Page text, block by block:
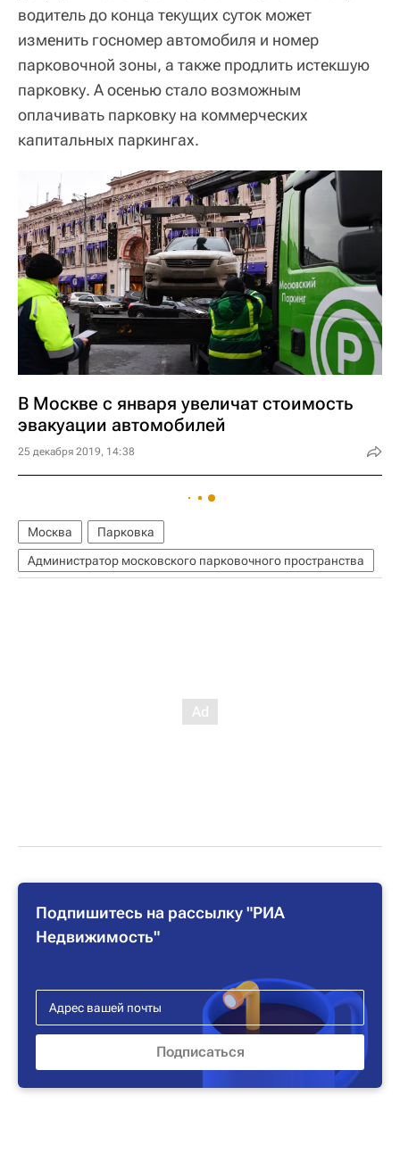
водитель до конца текущих суток может
изменить госномер автомобиля и номер
парковочной зоны, а также продлить истекшую
парковку. А осенью стало возможным
оплачивать парковку на коммерческих
капитальных паркингах.
В Москве с января увеличат стоимость
эвакуации автомобилей
25 декабря 2019, 14:38
Москва
Парковка
Администратор московского парковочного пространства
Подпишитесь на рассылку "РИА
Недвижимость"